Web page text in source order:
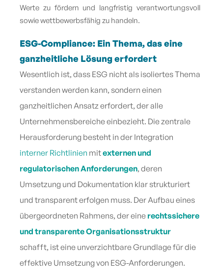
Werte zu fördern und langfristig verantwortungsvoll
sowie wettbewerbsfähig zu handeln.
ESG-Compliance: Ein Thema, das eine
ganzheitliche Lösung erfordert
Wesentlich ist, dass ESG nicht als isoliertes Thema
verstanden werden kann, sondern einen
ganzheitlichen Ansatz erfordert, der alle
Unternehmensbereiche einbezieht. Die zentrale
Herausforderung besteht in der Integration
interner Richtlinien mitexternen und
regulatorischen Anforderungen, deren
Umsetzung und Dokumentation klar strukturiert
und transparent erfolgen muss. Der Aufbau eines
übergeordneten Rahmens, der eine rechtssichere
und transparente Organisationsstruktur
schafft, ist eine unverzichtbare Grundlage für die
effektive Umsetzung von ESG-Anforderungen.